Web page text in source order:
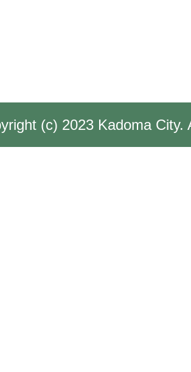
(c) 2023 Kadoma City.